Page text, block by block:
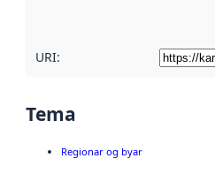
URI:
Tema
Regionar og byar